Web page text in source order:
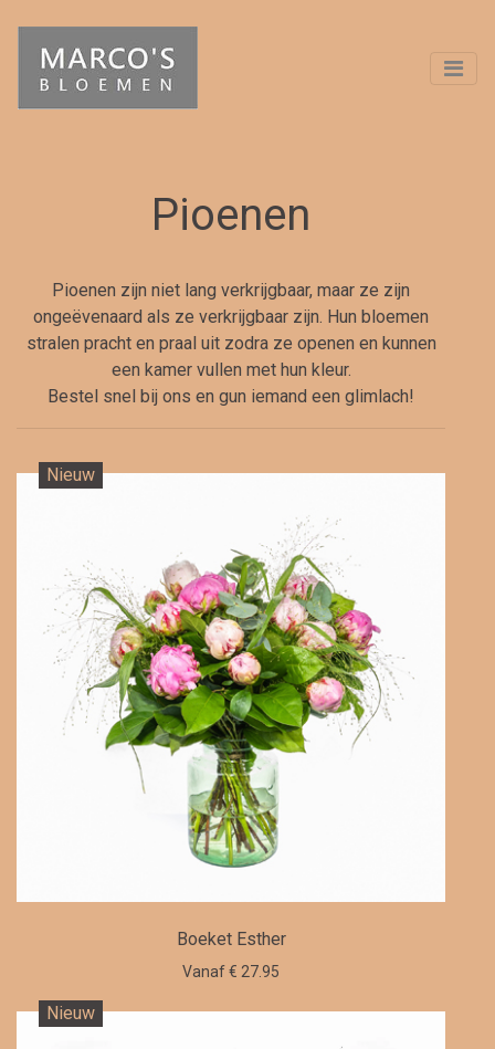
Pioenen
Pioenen zijn niet lang verkrijgbaar, maar ze zijn
ongeëvenaard als ze verkrijgbaar zijn. Hun bloemen
stralen pracht en praal uit zodra ze openen en kunnen
een kamer vullen met hun kleur.
Bestel snel bij ons en gun iemand een glimlach!
Nieuw
Boeket Esther
Vanaf € 27.95
Nieuw